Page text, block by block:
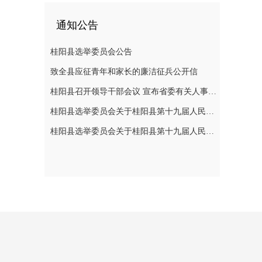
通知公告
桂阳县选举委员会公告
致全县应征青年和家长的廉洁征兵公开信
桂阳县召开领导干部会议 宣布省委有关人事安排决定
桂阳县选举委员会关于桂阳县第十九届人民代表大会代表选举日的公告
桂阳县选举委员会关于桂阳县第十九届人民代表大会代表选举日的公告